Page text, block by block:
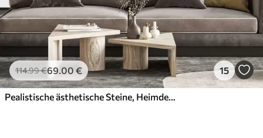
114.99€69.00 € 15
Pealistische ästhetische Steine, Heimdekoration, natürliche Beleuchtung